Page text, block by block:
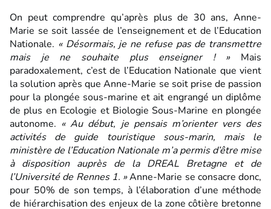
On peut comprendre qu’après plus de 30 ans, Anne-
Marie se soit lassée de l’enseignement et de l’Education
Nationale. « Désormais, je ne refuse pas de transmettre
mais je ne souhaite plus enseigner ! »Mais
paradoxalement, c’est de l’Education Nationale que vient
la solution après que Anne-Marie se soit prise de passion
pour la plongée sous-marine et ait engrangé un diplôme
de plus en Ecologie et Biologie Sous-Marine en plongée
autonome. « Au début, je pensais m’orienter vers des
activités de guide touristique sous-marin, mais le
ministère de l’Education Nationale m’a permis d’être mise
à disposition auprès de la DREAL Bretagne et de
l’Université de Rennes 1. »Anne-Marie se consacre donc,
pour 50% de son temps, à l’élaboration d’une méthode
de hiérarchisation des enjeux de la zone côtière bretonne